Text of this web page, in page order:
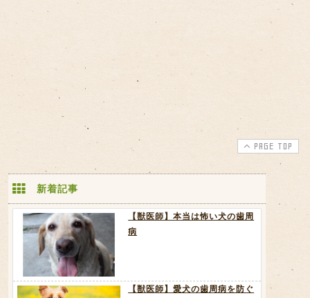
PAGE TOP
新着記事
【獣医師】本当は怖い犬の歯周
病
【獣医師】愛犬の歯周病を防ぐ